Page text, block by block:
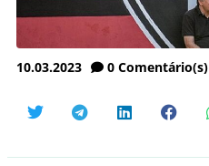
10.03.2023 0 Comentário(s)